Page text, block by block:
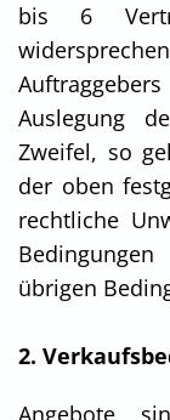
bis 6
Auslegung
Zweifel, so
der oben
rechtliche
übrigen
2.
Angebote